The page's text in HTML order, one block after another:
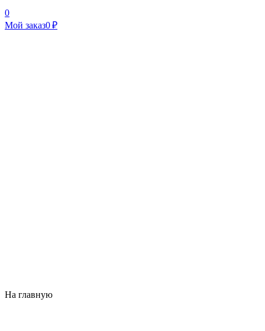
0
Мой заказ0 ₽
На главную